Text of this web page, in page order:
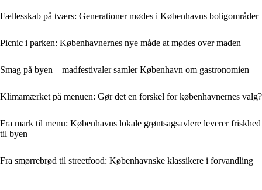
Fællesskab på tværs: Generationer mødes i Københavns boligområder
Picnic i parken: Københavnernes nye måde at mødes over maden
Smag på byen – madfestivaler samler København om gastronomien
Klimamærket på menuen: Gør det en forskel for københavnernes valg?
Fra mark til menu: Københavns lokale grøntsagsavlere leverer friskhed
til byen
Fra smørrebrød til streetfood: Københavnske klassikere i forvandling